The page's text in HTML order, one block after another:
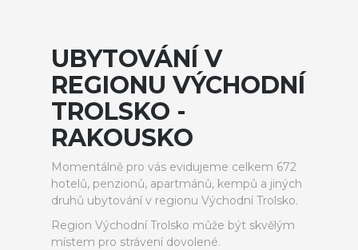
UBYTOVÁNÍ V
REGIONU VÝCHODNÍ
TROLSKO -
RAKOUSKO
Momentálně pro vás evidujeme celkem 672
hotelů, penzionů, apartmánů, kempů a jiných
druhů ubytování v regionu Východní Trolsko.
Region Východní Trolsko může být skvělým
místem pro strávení dovolené.